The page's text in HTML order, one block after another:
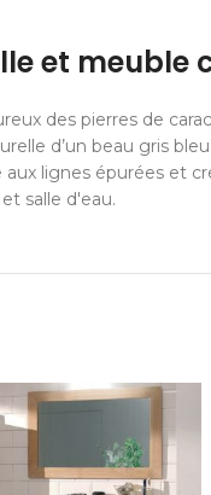
et meuble
des pierres de
d’un beau gris
lignes épurées et
salle d'eau.